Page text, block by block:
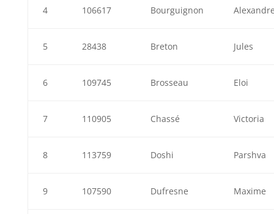
4 106617 Bourguignon
5 28438 Breton Jules
6 109745 Brosseau Eloi
7 110905 Chassé Victoria
8 113759 Doshi Parshva
9 107590 Dufresne Maxime